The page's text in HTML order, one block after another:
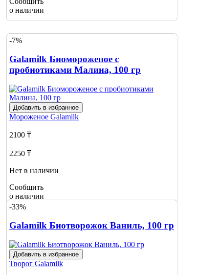
о наличии
-7%
Galamilk Биомороженое с
пробиотиками Малина, 100 гр
Добавить в избранное
Мороженое Galamilk
2100 ₸
2250 ₸
Нет в наличии
Сообщить
о наличии
-33%
Galamilk Биотворожок Ваниль, 100 гр
Добавить в избранное
Творог Galamilk